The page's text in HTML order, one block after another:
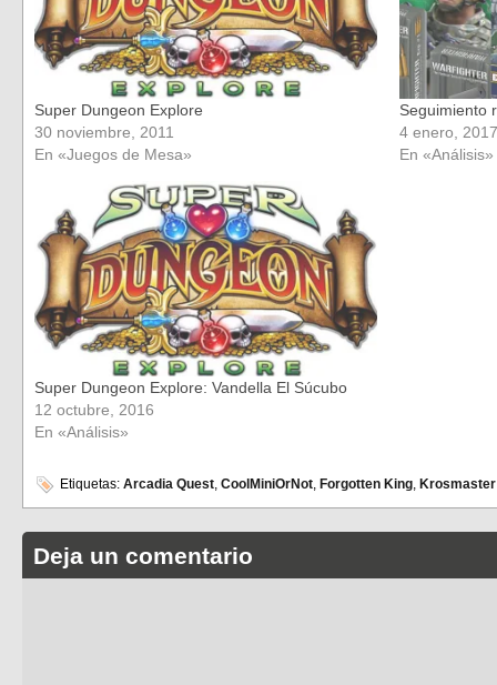
Super Dungeon Explore
30 noviembre, 2011
En «Juegos de Mesa»
Seguimiento
4 enero, 2017
En «Análisis»
Super Dungeon Explore: Vandella El Súcubo
12 octubre, 2016
En «Análisis»
Etiquetas: Arcadia Quest, CoolMiniOrNot, Forgotten King,
Deja un comentario